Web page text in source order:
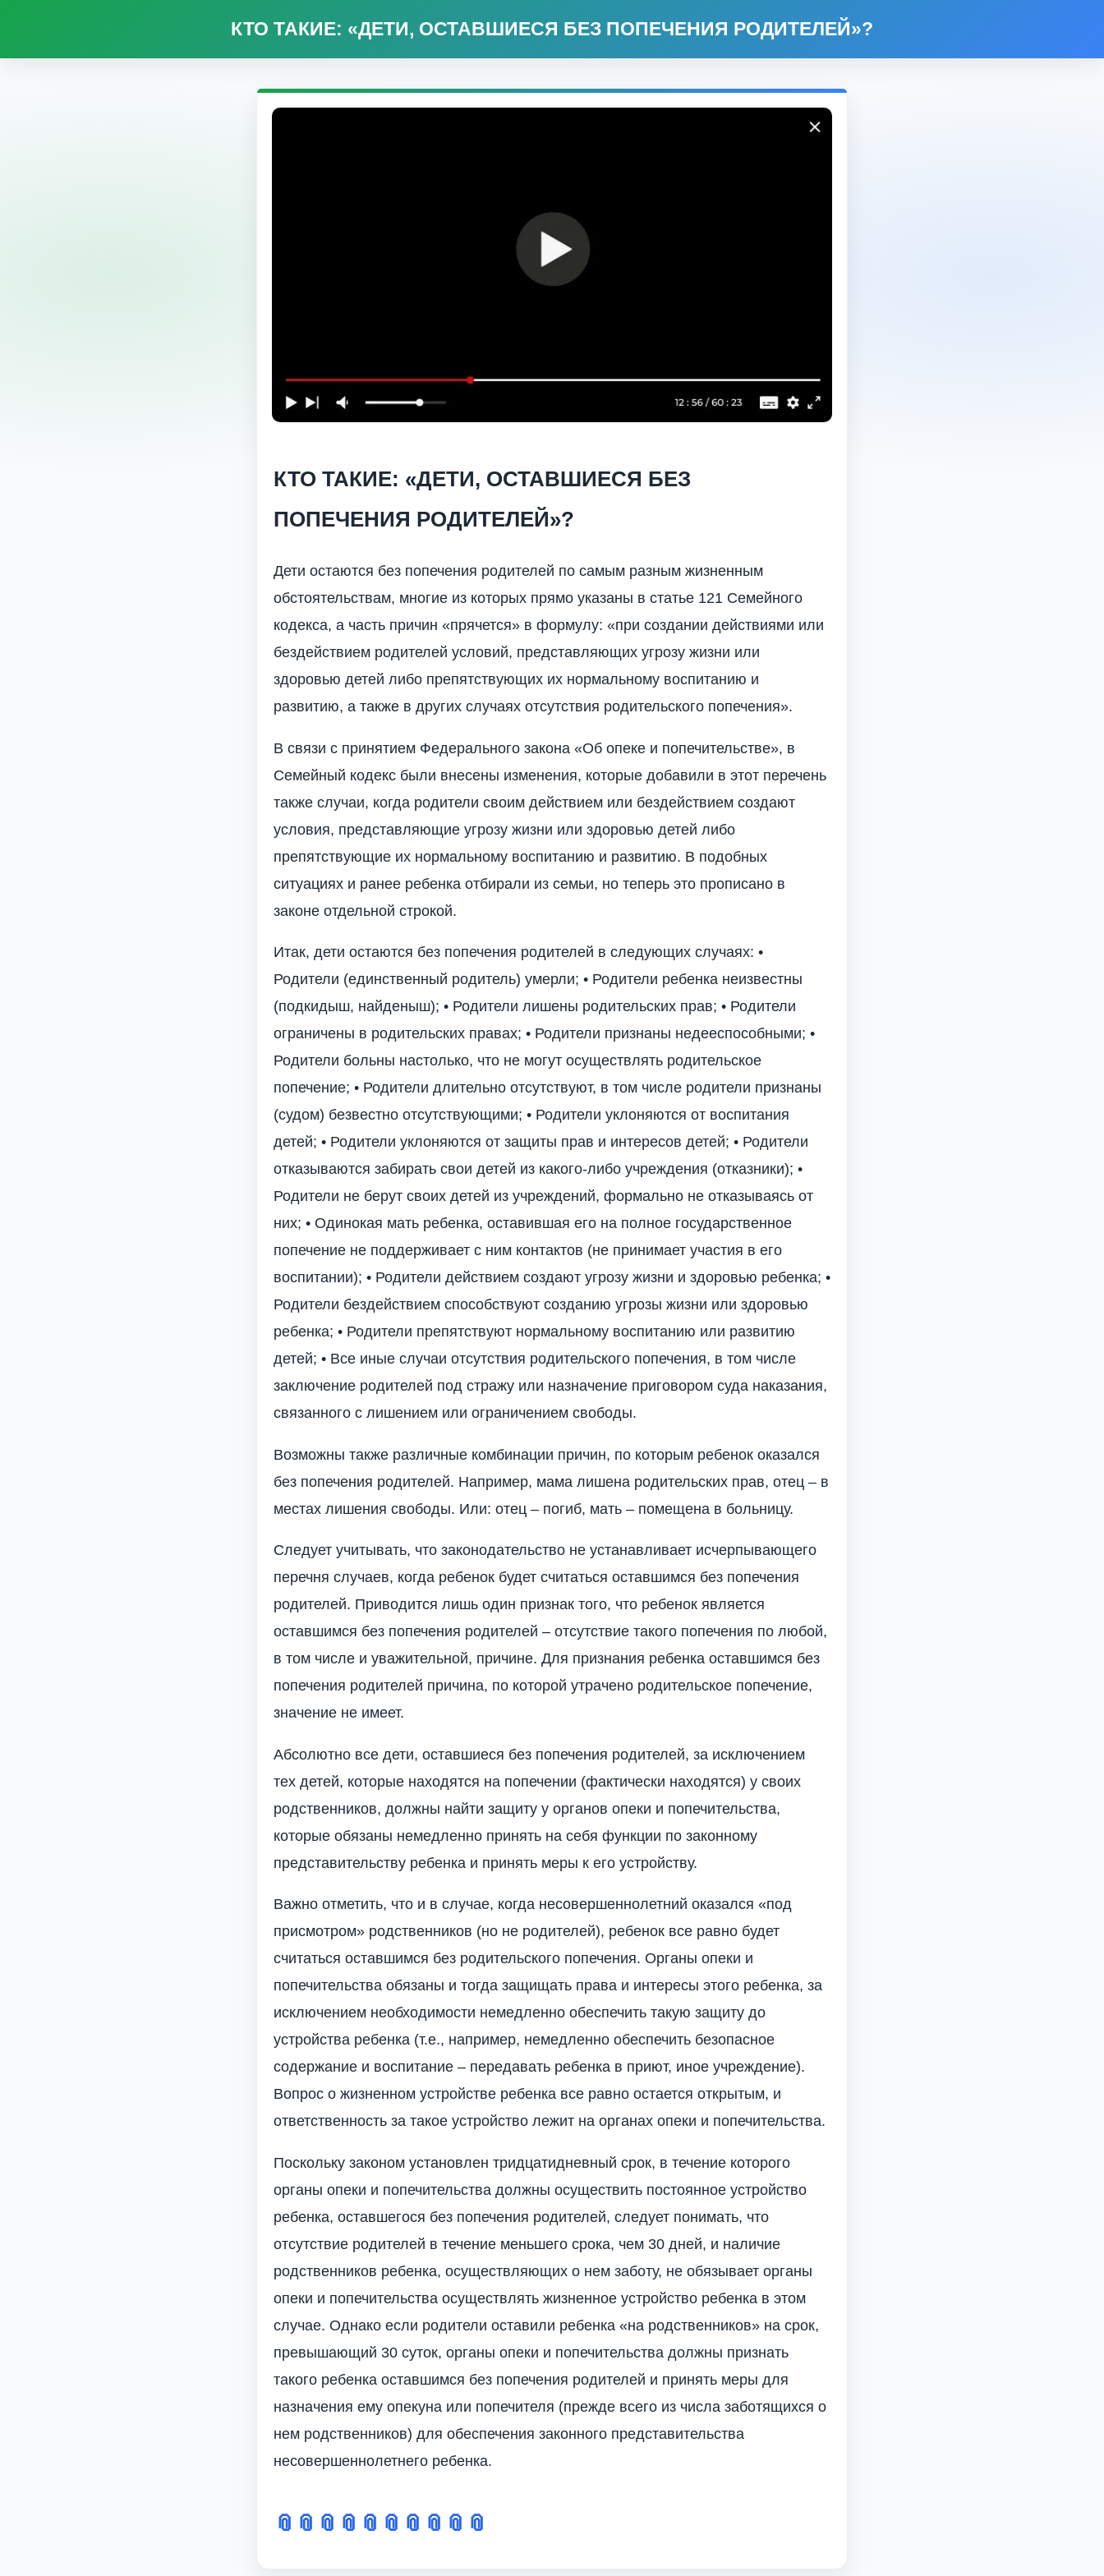
КТО ТАКИЕ: «ДЕТИ, ОСТАВШИЕСЯ БЕЗ ПОПЕЧЕНИЯ РОДИТЕЛЕЙ»?
КТО ТАКИЕ: «ДЕТИ, ОСТАВШИЕСЯ БЕЗ
ПОПЕЧЕНИЯ РОДИТЕЛЕЙ»?
Дети остаются без попечения родителей по самым разным жизненным
обстоятельствам, многие из которых прямо указаны в статье 121 Семейного
кодекса, а часть причин «прячется» в формулу: «при создании действиями или
бездействием родителей условий, представляющих угрозу жизни или
здоровью детей либо препятствующих их нормальному воспитанию и
развитию, а также в других случаях отсутствия родительского попечения».
В связи с принятием Федерального закона «Об опеке и попечительстве», в
Семейный кодекс были внесены изменения, которые добавили в этот перечень
также случаи, когда родители своим действием или бездействием создают
условия, представляющие угрозу жизни или здоровью детей либо
препятствующие их нормальному воспитанию и развитию. В подобных
ситуациях и ранее ребенка отбирали из семьи, но теперь это прописано в
законе отдельной строкой.
Итак, дети остаются без попечения родителей в следующих случаях: •
Родители (единственный родитель) умерли; • Родители ребенка неизвестны
(подкидыш, найденыш); • Родители лишены родительских прав; • Родители
ограничены в родительских правах; • Родители признаны недееспособными; •
Родители больны настолько, что не могут осуществлять родительское
попечение; • Родители длительно отсутствуют, в том числе родители признаны
(судом) безвестно отсутствующими; • Родители уклоняются от воспитания
детей; • Родители уклоняются от защиты прав и интересов детей; • Родители
отказываются забирать свои детей из какого-либо учреждения (отказники); •
Родители не берут своих детей из учреждений, формально не отказываясь от
них; • Одинокая мать ребенка, оставившая его на полное государственное
попечение не поддерживает с ним контактов (не принимает участия в его
воспитании); • Родители действием создают угрозу жизни и здоровью ребенка; •
Родители бездействием способствуют созданию угрозы жизни или здоровью
ребенка; • Родители препятствуют нормальному воспитанию или развитию
детей; • Все иные случаи отсутствия родительского попечения, в том числе
заключение родителей под стражу или назначение приговором суда наказания,
связанного с лишением или ограничением свободы.
Возможны также различные комбинации причин, по которым ребенок оказался
без попечения родителей. Например, мама лишена родительских прав, отец – в
местах лишения свободы. Или: отец – погиб, мать – помещена в больницу.
Следует учитывать, что законодательство не устанавливает исчерпывающего
перечня случаев, когда ребенок будет считаться оставшимся без попечения
родителей. Приводится лишь один признак того, что ребенок является
оставшимся без попечения родителей – отсутствие такого попечения по любой,
в том числе и уважительной, причине. Для признания ребенка оставшимся без
попечения родителей причина, по которой утрачено родительское попечение,
значение не имеет.
Абсолютно все дети, оставшиеся без попечения родителей, за исключением
тех детей, которые находятся на попечении (фактически находятся) у своих
родственников, должны найти защиту у органов опеки и попечительства,
которые обязаны немедленно принять на себя функции по законному
представительству ребенка и принять меры к его устройству.
Важно отметить, что и в случае, когда несовершеннолетний оказался «под
присмотром» родственников (но не родителей), ребенок все равно будет
считаться оставшимся без родительского попечения. Органы опеки и
попечительства обязаны и тогда защищать права и интересы этого ребенка, за
исключением необходимости немедленно обеспечить такую защиту до
устройства ребенка (т.е., например, немедленно обеспечить безопасное
содержание и воспитание – передавать ребенка в приют, иное учреждение).
Вопрос о жизненном устройстве ребенка все равно остается открытым, и
ответственность за такое устройство лежит на органах опеки и попечительства.
Поскольку законом установлен тридцатидневный срок, в течение которого
органы опеки и попечительства должны осуществить постоянное устройство
ребенка, оставшегося без попечения родителей, следует понимать, что
отсутствие родителей в течение меньшего срока, чем 30 дней, и наличие
родственников ребенка, осуществляющих о нем заботу, не обязывает органы
опеки и попечительства осуществлять жизненное устройство ребенка в этом
случае. Однако если родители оставили ребенка «на родственников» на срок,
превышающий 30 суток, органы опеки и попечительства должны признать
такого ребенка оставшимся без попечения родителей и принять меры для
назначения ему опекуна или попечителя (прежде всего из числа заботящихся о
нем родственников) для обеспечения законного представительства
несовершеннолетнего ребенка.
📎 📎 📎 📎 📎 📎 📎 📎 📎 📎